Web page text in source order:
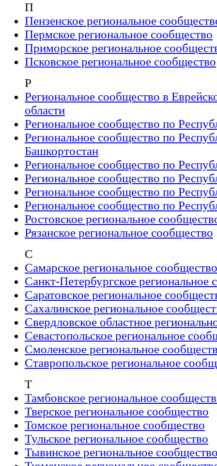
П
Пензенское региональное
Пермское региональное сообщество
Приморское региональное
Псковское региональное сообщество
Р
Региональное сообщество в
области
Региональное сообщество по
Региональное сообщество по
Башкортостан
Региональное сообщество по
Региональное сообщество по
Региональное сообщество по
Региональное сообщество по
Ростовское региональное
Рязанское региональное сообщество
С
Самарское региональное сообщество
Санкт-Петербургское региональное
Саратовское региональное
Сахалинское региональное
Свердловское областное
Севастопольское региональное
Смоленское региональное
Ставропольское региональное
Т
Тамбовское региональное
Тверское региональное сообщество
Томское региональное сообщество
Тульское региональное сообщество
Тывинское региональное